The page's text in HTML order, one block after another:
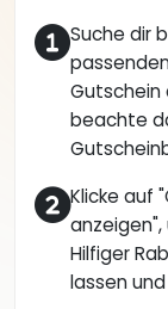
Suche dir
Gutschein
beachte
Klicke auf
Hilfiger
lassen